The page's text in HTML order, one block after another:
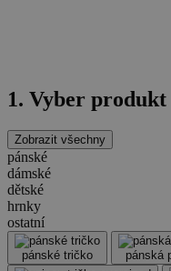
1. Vyber produkt
Zobrazit všechny
pánské
dámské
dětské
hrnky
ostatní
pánské tričko pánská